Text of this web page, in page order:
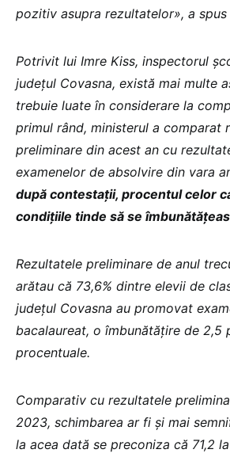
pozitiv asupra rezultatelor», a
Potrivit lui Imre Kiss, inspectorul
județul Covasna, există mai multe
trebuie luate în considerare la
primul rând, ministerul a comparat
preliminare din acest an cu
examenelor de absolvire din vara
după contestații, procentul celor
condițiile tinde să se
Rezultatele preliminare de anul
arătau că 73,6% dintre elevii de
județul Covasna au promovat
bacalaureat, o îmbunătățire de 2,5
procentuale.
Comparativ cu rezultatele
2023, schimbarea ar fi și mai
la acea dată se preconiza că 71,2